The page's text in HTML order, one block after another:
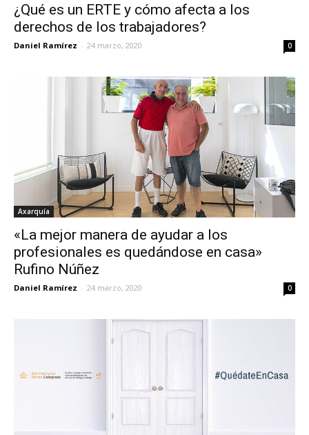
¿Qué es un ERTE y cómo afecta a los
derechos de los trabajadores?
Daniel Ramírez - 24 marzo, 2020 0
Axarquía
«La mejor manera de ayudar a los
profesionales es quedándose en casa»
Rufino Núñez
Daniel Ramírez - 24 marzo, 2020 0